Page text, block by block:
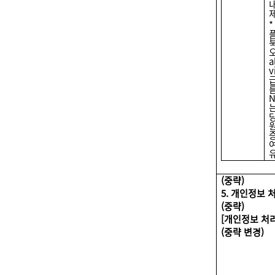
(중략)
5.개인정보
(중략)
[개인정보 처
(중략 변경)